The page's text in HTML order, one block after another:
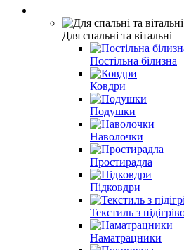
Для спальні та вітальні
Постільна білизна
Ковдри
Подушки
Наволочки
Простирадла
Підковдри
Текстиль з
Наматрацники